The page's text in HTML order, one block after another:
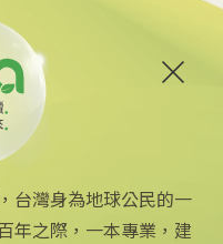
政
台灣身為地球公民的一
年之際，一本專業，建